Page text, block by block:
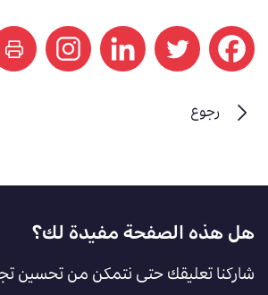
رجوع
Footer
Feedback
[AR]
هل هذه الصفحة مفيدة لك؟
شاركنا تعليقك حتى نتمكن من تحسين